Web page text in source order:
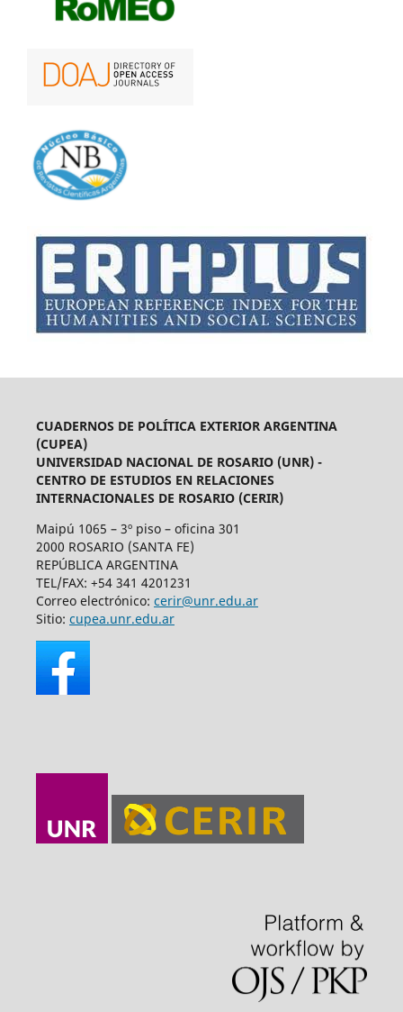
CUADERNOS DE POLÍTICA EXTERIOR ARGENTINA
(CUPEA)
UNIVERSIDAD NACIONAL DE ROSARIO (UNR) -
CENTRO DE ESTUDIOS EN RELACIONES
INTERNACIONALES DE ROSARIO (CERIR)
Maipú 1065 – 3º piso – oficina 301
2000 ROSARIO (SANTA FE)
REPÚBLICA ARGENTINA
TEL/FAX: +54 341 4201231
Correo electrónico: cerir@unr.edu.ar
Sitio: cupea.unr.edu.ar